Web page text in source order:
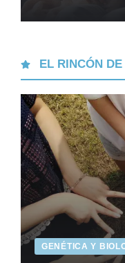
EL RINCÓN
GENÉTICA Y